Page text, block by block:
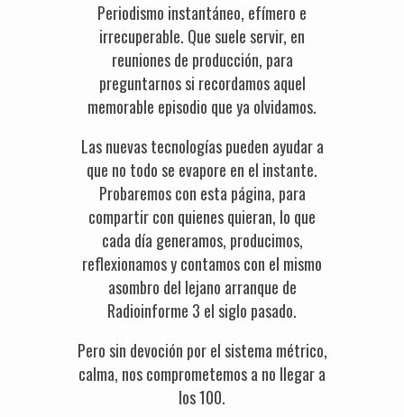
Periodismo instantáneo, efímero e
irrecuperable. Que suele servir, en
reuniones de producción, para
preguntarnos si recordamos aquel
memorable episodio que ya olvidamos.
Las nuevas tecnologías pueden ayudar a
que no todo se evapore en el instante.
Probaremos con esta página, para
compartir con quienes quieran, lo que
cada día generamos, producimos,
reflexionamos y contamos con el mismo
asombro del lejano arranque de
Radioinforme 3 el siglo pasado.
Pero sin devoción por el sistema métrico,
calma, nos comprometemos a no llegar a
los 100.